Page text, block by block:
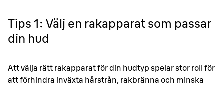
Tips 1: Välj en rakapparat som passar
din hud
Att välja rätt rakapparat för din hudtyp spelar stor roll för
att förhindra inväxta hårstrån, rakbränna och minska